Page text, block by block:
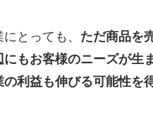
とっても、 ただ商品を
にもお客様のニーズが生
の利益も伸びる可能性を